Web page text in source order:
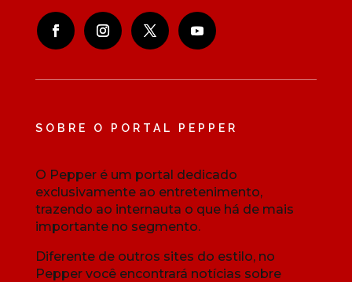
SOBRE O PORTAL PEPPER
O Pepper é um portal dedicado
exclusivamente ao entretenimento,
trazendo ao internauta o que há de mais
importante no segmento.
Diferente de outros sites do estilo, no
Pepper você encontrará notícias sobre